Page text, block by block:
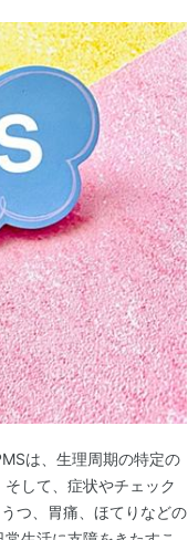
は、生理周期の特定の
して、症状やチェック
つ、胃痛、ほてりなどの